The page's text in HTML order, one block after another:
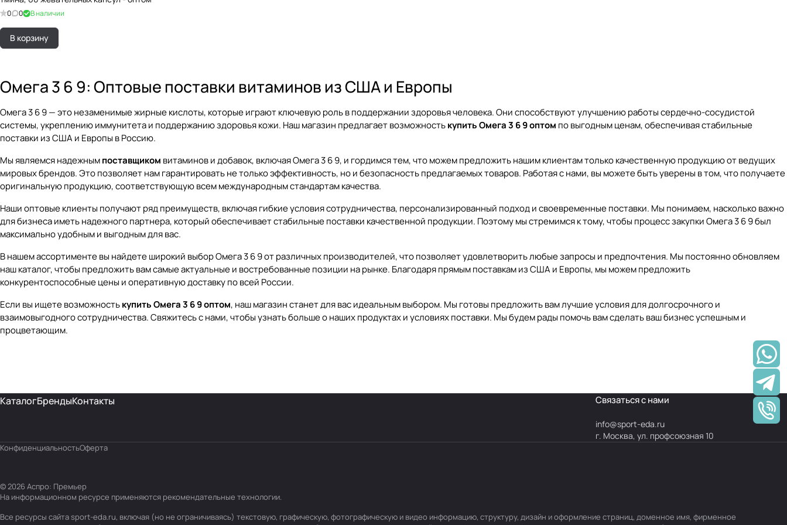
0 0 В наличии
В корзину
Омега 3 6 9: Оптовые поставки витаминов из США и Европы
Омега 3 6 9 — это незаменимые жирные кислоты, которые играют ключевую роль в поддержании здоровья человека. Они способствуют улучшению работы сердечно-сосудистой
системы, укреплению иммунитета и поддержанию здоровья кожи. Наш магазин предлагает возможностькупить Омега 3 6 9 оптом по выгодным ценам, обеспечивая стабильные
поставки из США и Европы в Россию.
Мы являемся надежнымпоставщиком витаминов и добавок, включая Омега 3 6 9, и гордимся тем, что можем предложить нашим клиентам только качественную продукцию от ведущих
мировых брендов. Это позволяет нам гарантировать не только эффективность, но и безопасность предлагаемых товаров. Работая с нами, вы можете быть уверены в том, что получаете
оригинальную продукцию, соответствующую всем международным стандартам качества.
Наши оптовые клиенты получают ряд преимуществ, включая гибкие условия сотрудничества, персонализированный подход и своевременные поставки. Мы понимаем, насколько важно
для бизнеса иметь надежного партнера, который обеспечивает стабильные поставки качественной продукции. Поэтому мы стремимся к тому, чтобы процесс закупки Омега 3 6 9 был
максимально удобным и выгодным для вас.
В нашем ассортименте вы найдете широкий выбор Омега 3 6 9 от различных производителей, что позволяет удовлетворить любые запросы и предпочтения. Мы постоянно обновляем
наш каталог, чтобы предложить вам самые актуальные и востребованные позиции на рынке. Благодаря прямым поставкам из США и Европы, мы можем предложить
конкурентоспособные цены и оперативную доставку по всей России.
Если вы ищете возможностькупить Омега 3 6 9 оптом, наш магазин станет для вас идеальным выбором. Мы готовы предложить вам лучшие условия для долгосрочного и
взаимовыгодного сотрудничества. Свяжитесь с нами, чтобы узнать больше о наших продуктах и условиях поставки. Мы будем рады помочь вам сделать ваш бизнес успешным и
процветающим.
КаталогБрендыКонтакты Связаться с нами
info@sport-eda.ru
г. Москва, ул. профсоюзная 10
КонфиденциальностьОферта
© 2026 Аспро: Премьер
На информационном ресурсе применяются рекомендательные технологии.
Все ресурсы сайта sport-eda.ru, включая (но не ограничиваясь) текстовую, графическую, фотографическую и видео информацию, структуру, дизайн и оформление страниц, доменное имя, фирменное